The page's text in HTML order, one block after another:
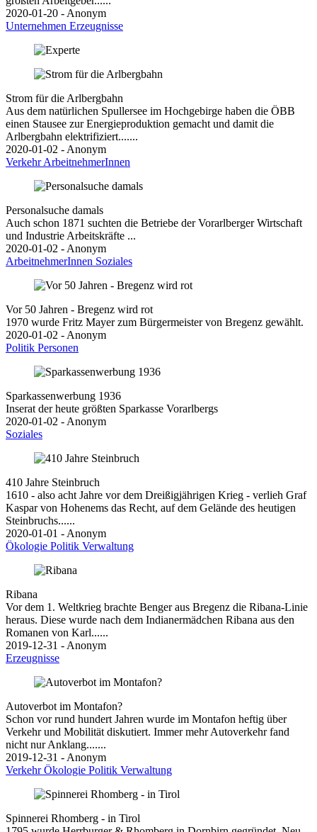
2020-01-20 - Anonym
Unternehmen Erzeugnisse
Strom für die Arlbergbahn
Aus dem natürlichen Spullersee im Hochgebirge haben die ÖBB
einen Stausee zur Energieproduktion gemacht und damit die
Arlbergbahn elektrifiziert.......
2020-01-02 - Anonym
VerkehrArbeitnehmerInnen
Personalsuche damals
Auch schon 1871 suchten die Betriebe der Vorarlberger Wirtschaft
und Industrie Arbeitskräfte ...
2020-01-02 - Anonym
ArbeitnehmerInnen Soziales
Vor 50 Jahren - Bregenz wird rot
1970 wurde Fritz Mayer zum Bürgermeister von Bregenz gewählt.
2020-01-02 - Anonym
Politik Personen
Sparkassenwerbung 1936
Inserat der heute größten Sparkasse Vorarlbergs
2020-01-02 - Anonym
Soziales
410 Jahre Steinbruch
1610 - also acht Jahre vor dem Dreißigjährigen Krieg - verlieh Graf
Kaspar von Hohenems das Recht, auf dem Gelände des heutigen
Steinbruchs......
2020-01-01 - Anonym
Ökologie Politik Verwaltung
Ribana
Vor dem 1. Weltkrieg brachte Benger aus Bregenz die Ribana-Linie
heraus. Diese wurde nach dem Indianermädchen Ribana aus den
Romanen von Karl......
2019-12-31 - Anonym
Erzeugnisse
Autoverbot im Montafon?
Schon vor rund hundert Jahren wurde im Montafon heftig über
Verkehr und Mobilität diskutiert. Immer mehr Autoverkehr fand
nicht nur Anklang.......
2019-12-31 - Anonym
VerkehrÖkologie Politik Verwaltung
Spinnerei Rhomberg - in Tirol